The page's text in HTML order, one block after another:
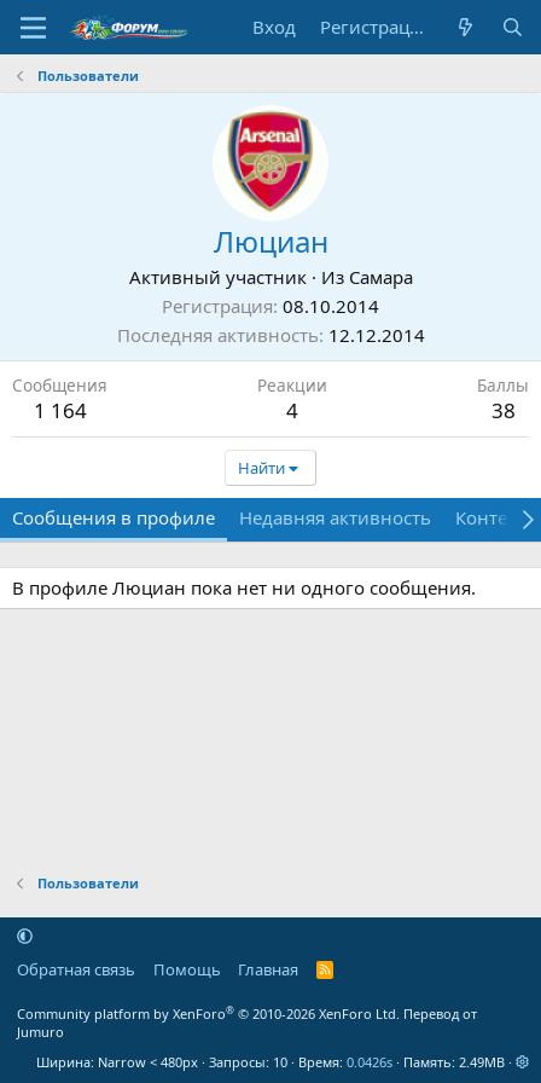
Вход Регистрация
Пользователи
Люциан
Активный участник · Из Самара
Регистрация 08.10.2014
Последняя активность 12.12.2014
Сообщения
1 164
Реакции
4
Баллы
38
Найти
Сообщения в профиле Недавняя активность Контент
В профиле Люциан пока нет ни одного сообщения.
Пользователи
Обратная связь Помощь Главная
R
Community platform by XenForo® © 2010-2026 XenForo Ltd. Перевод от
Jumuro
Ширина
Запросы 10 Время 0.0426s Память 2.49MB